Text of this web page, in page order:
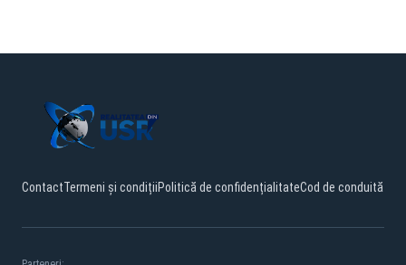
ContactTermeni și condițiiPolitică de confidențialitateCod de conduită